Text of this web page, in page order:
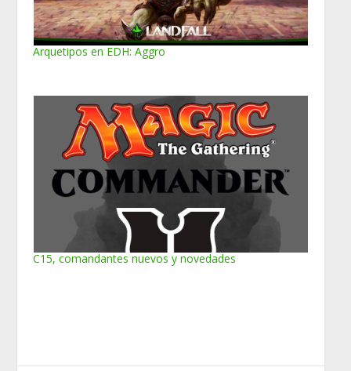
Arquetipos en EDH: Aggro
C15, comandantes nuevos y novedades